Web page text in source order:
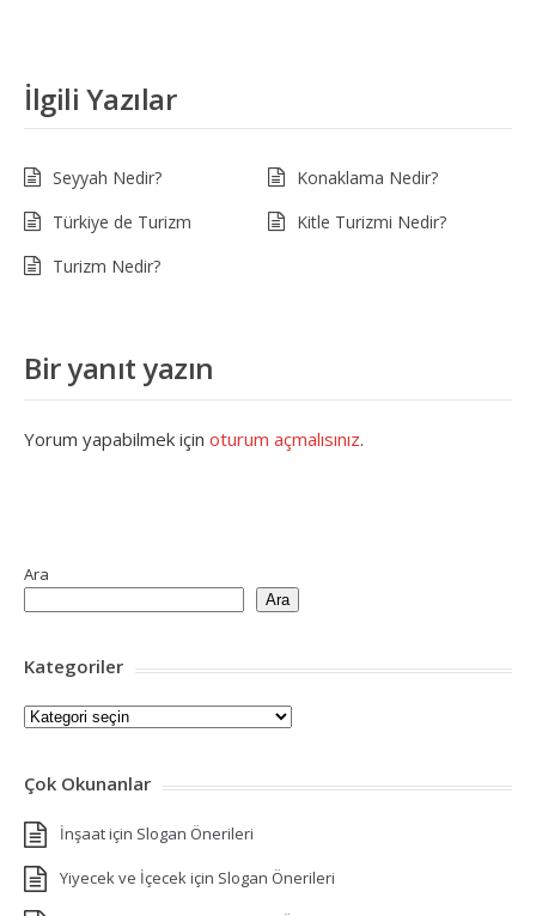
İlgili Yazılar
Seyyah Nedir?
Konaklama Nedir?
Türkiye de Turizm
Kitle Turizmi Nedir?
Turizm Nedir?
Bir yanıt yazın
Yorum yapabilmek için oturum açmalısınız.
Ara
Ara
Kategoriler
Kategoriler
Çok Okunanlar
İnşaat için Slogan Önerileri
Yiyecek ve İçecek için Slogan Önerileri